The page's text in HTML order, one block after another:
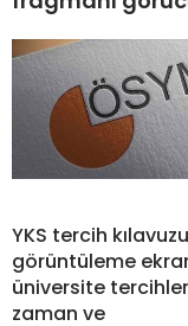
YKS tercih
görüntüleme
üniversite
zaman ve